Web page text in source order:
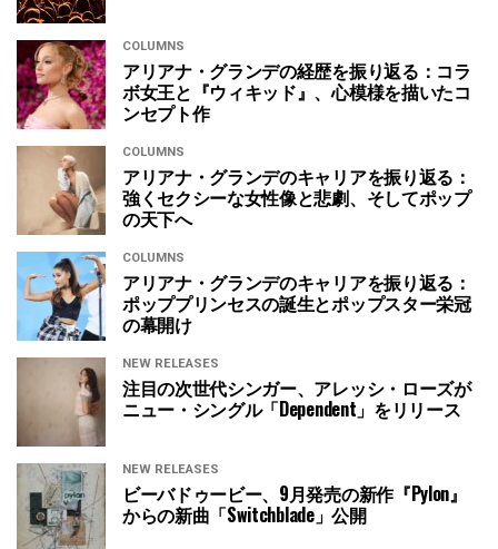
COLUMNS
アリアナ・グランデの経歴を振り返る：コラ
ボ女王と『ウィキッド』、心模様を描いたコ
ンセプト作
COLUMNS
アリアナ・グランデのキャリアを振り返る：
強くセクシーな女性像と悲劇、そしてポップ
の天下へ
COLUMNS
アリアナ・グランデのキャリアを振り返る：
ポッププリンセスの誕生とポップスター栄冠
の幕開け
NEW RELEASES
注目の次世代シンガー、アレッシ・ローズが
ニュー・シングル「Dependent」をリリース
NEW RELEASES
ビーバドゥービー、9月発売の新作『Pylon』
からの新曲「Switchblade」公開